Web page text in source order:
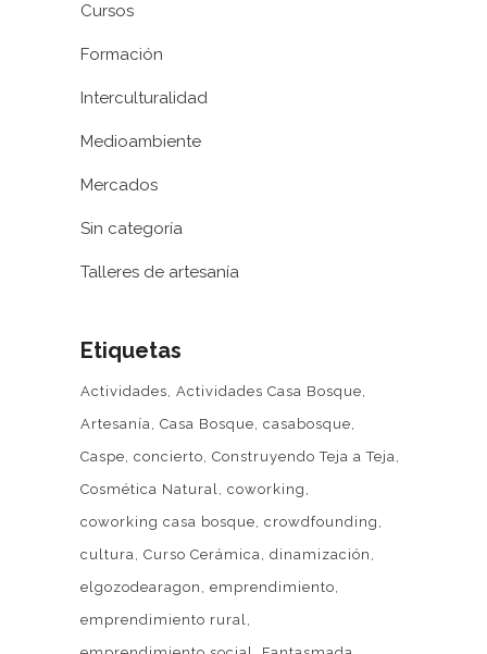
Cursos
Formación
Interculturalidad
Medioambiente
Mercados
Sin categoría
Talleres de artesanía
Etiquetas
Actividades Actividades Casa Bosque
Artesanía Casa Bosque casabosque
Caspe concierto Construyendo Teja a Teja
Cosmética Natural coworking
coworking casa bosque crowdfounding
cultura Curso Cerámica dinamización
elgozodearagon
emprendimiento
emprendimiento rural